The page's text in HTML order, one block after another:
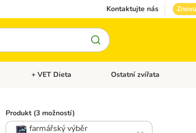
Kontaktujte nás
psy Otevřít menu: Doplňky pro psy
+ VET Dieta Otevřít menu: + VET Dieta
Ostatní zvířata
Produkt (3 možností)
farmářský výběr